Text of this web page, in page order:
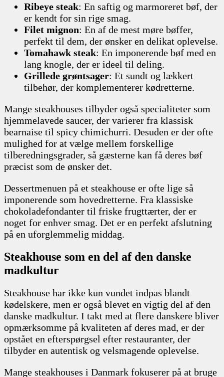
Ribeye steak: En saftig og marmoreret bøf, der
er kendt for sin rige smag.
Filet mignon: En af de mest møre bøffer,
perfekt til dem, der ønsker en delikat oplevelse.
Tomahawk steak: En imponerende bøf med en
lang knogle, der er ideel til deling.
Grillede grøntsager: Et sundt og lækkert
tilbehør, der komplementerer kødretterne.
Mange steakhouses tilbyder også specialiteter som
hjemmelavede saucer, der varierer fra klassisk
bearnaise til spicy chimichurri. Desuden er der ofte
mulighed for at vælge mellem forskellige
tilberedningsgrader, så gæsterne kan få deres bøf
præcist som de ønsker det.
Dessertmenuen på et steakhouse er ofte lige så
imponerende som hovedretterne. Fra klassiske
chokoladefondanter til friske frugttærter, der er
noget for enhver smag. Det er en perfekt afslutning
på en uforglemmelig middag.
Steakhouse som en del af den danske
madkultur
Steakhouse har ikke kun vundet indpas blandt
kødelskere, men er også blevet en vigtig del af den
danske madkultur. I takt med at flere danskere bliver
opmærksomme på kvaliteten af deres mad, er der
opstået en efterspørgsel efter restauranter, der
tilbyder en autentisk og velsmagende oplevelse.
Mange steakhouses i Danmark fokuserer på at bruge